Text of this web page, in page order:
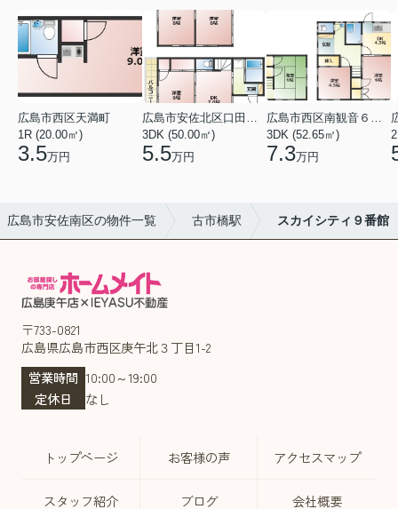
広島市西区天満町
1R (20.00㎡)
3.5万円
広島市安佐北区口田１丁目
3DK (50.00㎡)
5.5万円
広島市西区南観音６丁目
3DK (52.65㎡)
7.3万円
広島市安佐南区の物件一覧 古市橋駅 スカイシティ９番館
〒733-0821
広島県広島市西区庚午北３丁目1-2
営業時間 10:00～19:00
定休日
なし
トップページ お客様の声 アクセスマップ
スタッフ紹介 ブログ 会社概要